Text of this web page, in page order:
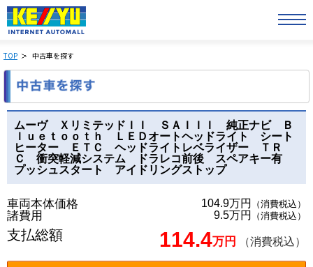
TOP 中古車を探す
ムーヴ ＸリミテッドＩＩ ＳＡＩＩＩ 純正ナビ Ｂ
ｌｕｅｔｏｏｔｈ ＬＥＤオートヘッドライト シート
ヒーター ＥＴＣ ヘッドライトレベライザー ＴＲ
Ｃ 衝突軽減システム ドラレコ前後 スペアキー有
プッシュスタート アイドリングストップ
車両本体価格 104.9万円 （消費税込）
諸費用 9.5万円 （消費税込）
支払総額 114.4万円 （消費税込）